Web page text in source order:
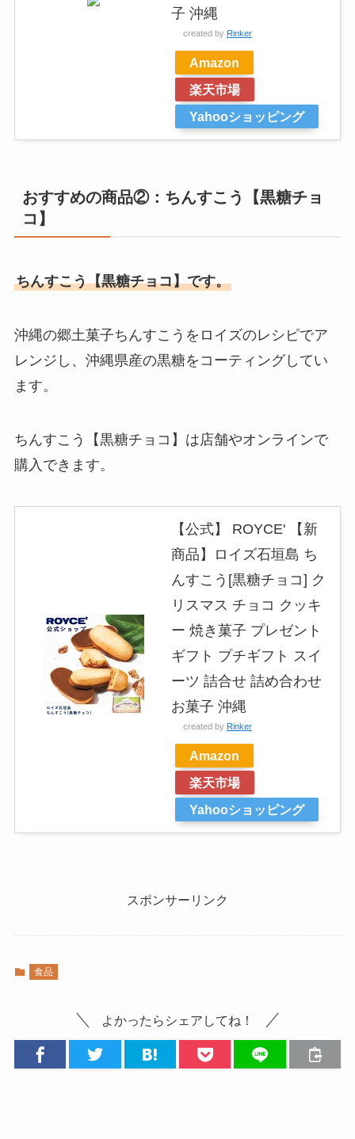
子 沖縄
created by Rinker
Amazon
楽天市場
Yahooショッピング
おすすめの商品②：ちんすこう【黒糖チョ
コ】
ちんすこう【黒糖チョコ】です。
沖縄の郷土菓子ちんすこうをロイズのレシピでア
レンジし、沖縄県産の黒糖をコーティングしてい
ます。
ちんすこう【黒糖チョコ】は店舗やオンラインで
購入できます。
【公式】 ROYCE' 【新
商品】ロイズ石垣島 ち
んすこう[黒糖チョコ] ク
リスマス チョコ クッキ
ー 焼き菓子 プレゼント
ギフト プチギフト スイ
ーツ 詰合せ 詰め合わせ
お菓子 沖縄
created by Rinker
Amazon
楽天市場
Yahooショッピング
スポンサーリンク
食品
よかったらシェアしてね！